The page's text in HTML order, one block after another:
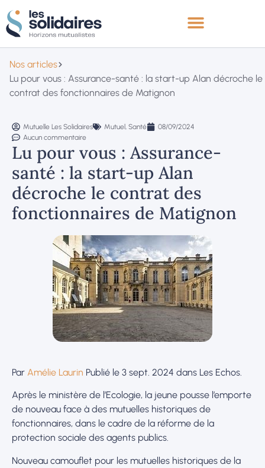
Nos articles
Lu pour vous : Assurance-santé : la start-up Alan décroche le
contrat des fonctionnaires de Matignon
Mutuelle Les Solidaires Mutuel, Santé
08/09/2024
Aucun commentaire
Lu pour vous : Assurance-
santé : la start-up Alan
décroche le contrat des
fonctionnaires de Matignon
Par Amélie Laurin Publié le 3 sept. 2024 dans Les Echos.
Après le ministère de l’Ecologie, la jeune pousse l’emporte
de nouveau face à des mutuelles historiques de
fonctionnaires, dans le cadre de la réforme de la
protection sociale des agents publics.
Nouveau camouflet pour les mutuelles historiques de la